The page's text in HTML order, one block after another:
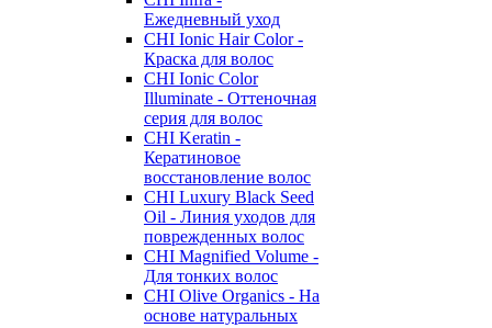
Ежедневный уход
CHI Ionic Hair Color -
Краска для волос
CHI Ionic Color
Illuminate - Оттеночная
серия для волос
CHI Keratin -
Кератиновое
восстановление волос
CHI Luxury Black Seed
Oil - Линия уходов для
поврежденных волос
CHI Magnified Volume -
Для тонких волос
CHI Olive Organics - На
основе натуральных